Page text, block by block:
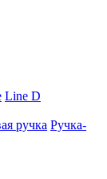
Line D
ручка Ручка-